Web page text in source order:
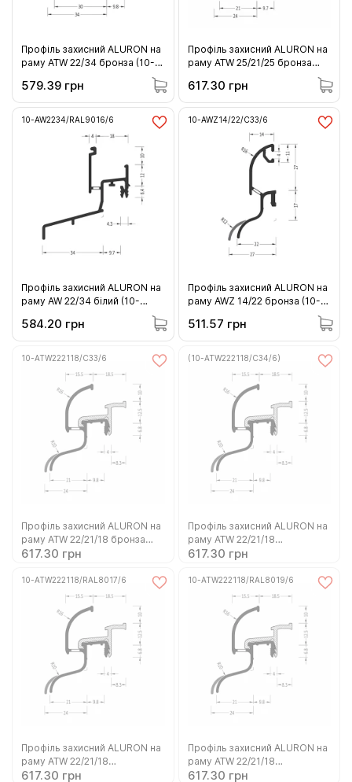
Профіль захисний ALURON на
раму ATW 22/34 бронза (10-
579.39 грн
Профіль захисний ALURON на
раму ATW 25/21/25 бронза
617.30 грн
10-AW2234/RAL9016/6
Профіль захисний ALURON на
раму AW 22/34 білий (10-
584.20 грн
10-AWZ14/22/C33/6
Профіль захисний ALURON на
раму AWZ 14/22 бронза (10-
511.57 грн
10-ATW222118/C33/6
Профіль захисний ALURON на
раму ATW 22/21/18 бронза
(10-ATW222118/C33/6)
617.30 грн
(10-ATW222118/C34/6)
Профіль захисний ALURON на
раму ATW 22/21/18
коричневий C34 (10-
617.30 грн
10-ATW222118/RAL8017/6
Профіль захисний ALURON на
раму ATW 22/21/18
коричневий RAL 8017 (10-
617.30 грн
10-ATW222118/RAL8019/6
Профіль захисний ALURON на
раму ATW 22/21/18
коричневий RAL 8019 (10-
617.30 грн